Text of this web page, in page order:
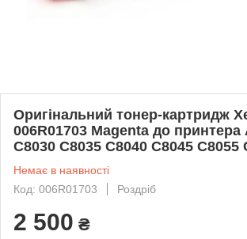
Оригінальний тонер-картридж
006R01703 Magenta до
C8030 C8035 C8040 C8045 C8055
Немає в наявності
Код: 006R01703
Роздріб
2 500 ₴